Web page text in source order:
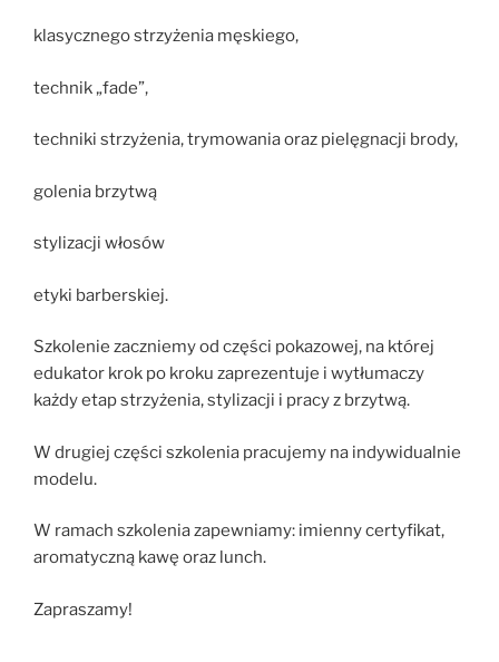
klasycznego strzyżenia męskiego,
technik „fade”,
techniki strzyżenia, trymowania oraz pielęgnacji brody,
golenia brzytwą
stylizacji włosów
etyki barberskiej.
Szkolenie zaczniemy od części pokazowej, na której
edukator krok po kroku zaprezentuje i wytłumaczy
każdy etap strzyżenia, stylizacji i pracy z brzytwą.
W drugiej części szkolenia pracujemy na indywidualnie
modelu.
W ramach szkolenia zapewniamy: imienny certyfikat,
aromatyczną kawę oraz lunch.
Zapraszamy!